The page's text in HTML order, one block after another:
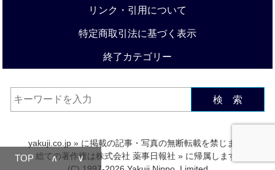
リンク・引用について
特定商取引法に基づく表示
終了カテゴリー
検 索
yakuji.co.jp » に掲載の記事・写真の無断転載を禁じます.
総ての著作権は株式会社 薬事日報社 » に帰属します.
TOP ∧ ∨